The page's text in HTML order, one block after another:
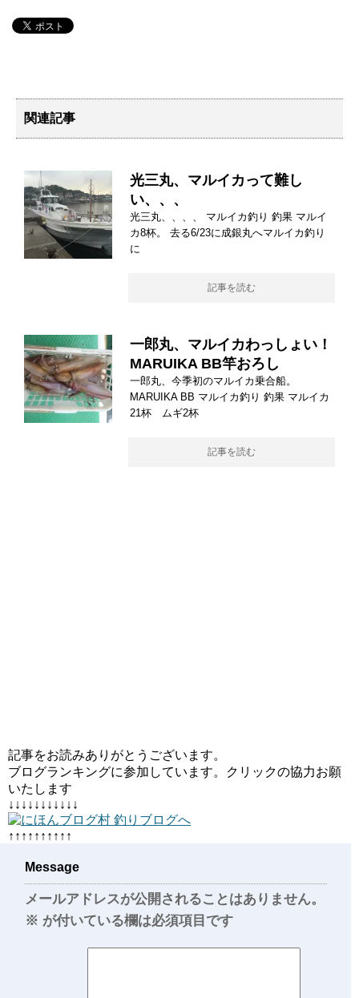
関連記事
光三丸、マルイカって難し
い、、、
光三丸、、、、 マルイカ釣り 釣果 マルイ
カ8杯。 去る6/23に成銀丸へマルイカ釣り
に
記事を読む
一郎丸、マルイカわっしょい！
MARUIKA BB竿おろし
一郎丸、今季初のマルイカ乗合船。
MARUIKA BB マルイカ釣り 釣果 マルイカ
21杯 ムギ2杯
記事を読む
記事をお読みありがとうございます。
ブログランキングに参加しています。クリックの協力お願
いたします
↓↓↓↓↓↓↓↓↓↓↓
↑↑↑↑↑↑↑↑↑↑
Message
メールアドレスが公開されることはありません。
※ が付いている欄は必須項目です